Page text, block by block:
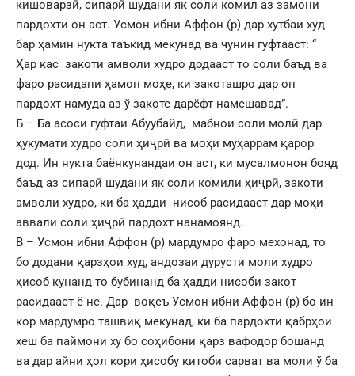
кишоварзӣ, сипарӣ шудани як соли комил аз замони
пардохти он аст. Усмон ибни Аффон (р) дар хутбаи худ
бар ҳамин нукта таъкид мекунад ва чунин гуфтааст: “
Ҳар кас закоти амволи худро додааст то соли баъд ва
фаро расидани ҳамон моҳе, ки закоташро дар он
пардохт намуда аз ў закоте дарёфт намешавад”.
Б – Ба асоси гуфтаи Абуубайд, мабнои соли молӣ дар
ҳукумати худро соли ҳиҷрӣ ва моҳи муҳаррам қарор
дод. Ин нукта баёнкунандаи он аст, ки мусалмонон бояд
баъд аз сипарӣ шудани як соли комили ҳиҷрӣ, закоти
амволи худро, ки ба ҳадди нисоб расидааст дар моҳи
аввали соли ҳиҷрӣ пардохт нанамоянд.
В – Усмон ибни Аффон (р) мардумро фаро мехонад, то
бо додани қарзҳои худ, андозаи дурусти моли худро
ҳисоб кунанд то бубинанд ба ҳадди нисоби закот
расидааст ё не. Дар воқеъ Усмон ибни Аффон (р) бо ин
кор мардумро ташвиқ мекунад, ки ба пардохти қабрҳои
хеш ба паймони ху бо соҳибони қарз вафодор бошанд
ва дар айни ҳол кори ҳисобу китоби сарват ва моли ў ба